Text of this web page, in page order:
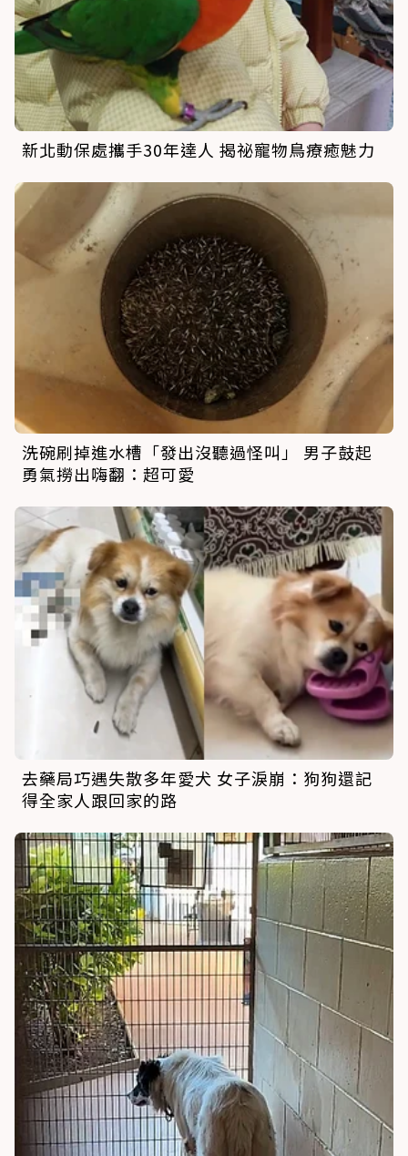
新北動保處攜手30年達人 揭祕寵物鳥療癒魅力
洗碗刷掉進水槽「發出沒聽過怪叫」 男子鼓起
勇氣撈出嗨翻：超可愛
去藥局巧遇失散多年愛犬 女子淚崩：狗狗還記
得全家人跟回家的路